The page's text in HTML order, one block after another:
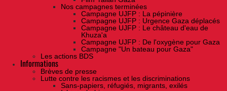
Nos campagnes terminées
Campagne UJFP : La pépinière
Campagne UJFP : Urgence Gaza déplacés
Campagne UJFP : Le château d'eau de
Khuza'a
Campagne UJFP : De l'oxygène pour Gaza
Campagne "Un bateau pour Gaza"
Les actions BDS
Informations
Brèves de presse
Lutte contre les racismes et les discriminations
Sans-papiers, réfugiés, migrants, exilés